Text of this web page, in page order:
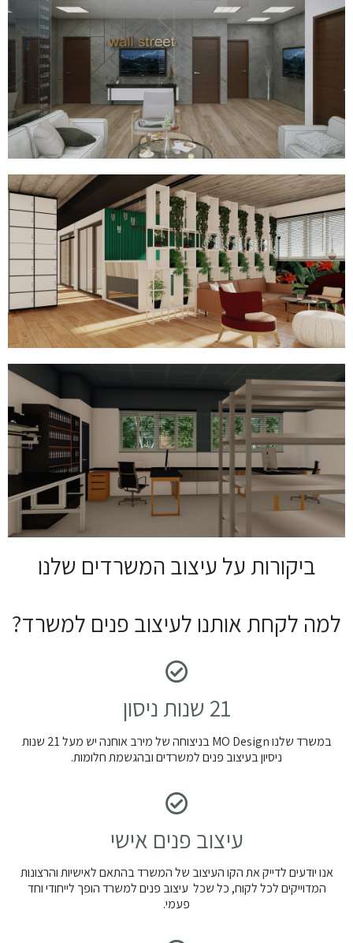
ביקורות על עיצוב המשרדים שלנו
למה לקחת אותנו לעיצוב פנים למשרד?
21 שנות ניסון
במשרד שלנו MO Design בניצוחה של מירב אוחנה יש מעל 21 שנות
ניסיון בעיצוב פנים למשרדים ובהגשמת חלומות.
עיצוב פנים אישי
אנו יודעים לדייק את הקו העיצוב של המשרד בהתאם לאישיות והרצונות
המדוייקים לכל לקוח, כל שכל עיצוב פנים למשרד הופך לייחודי וחד
פעמי.